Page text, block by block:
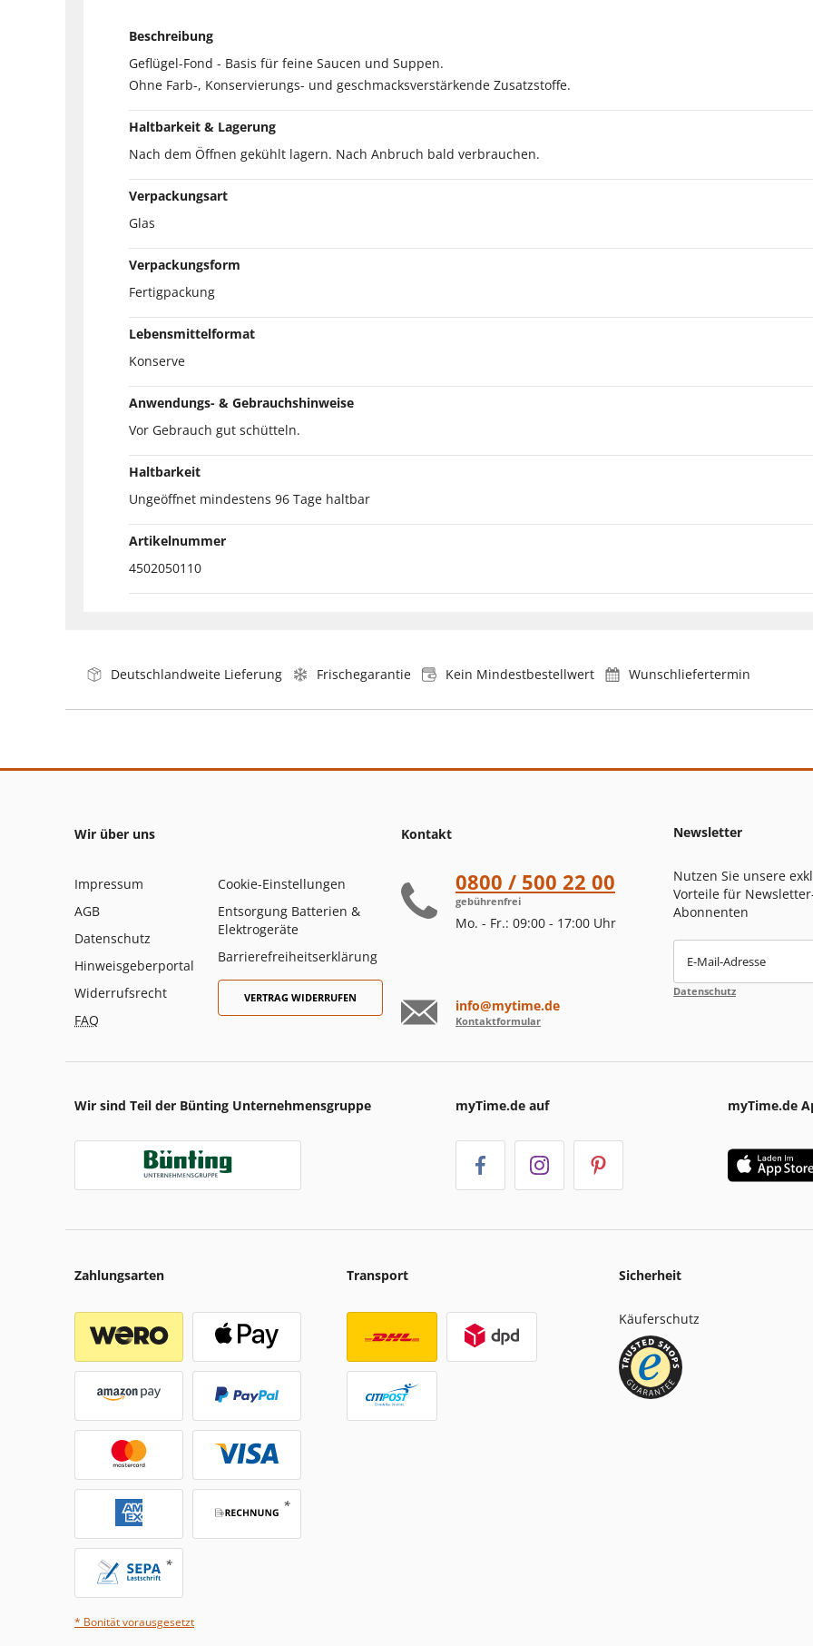
Beschreibung
Geflügel-Fond - Basis für feine Saucen und Suppen.
Ohne Farb-, Konservierungs- und geschmacksverstärkende Zusatzstoffe.
Haltbarkeit & Lagerung
Nach dem Öffnen gekühlt lagern. Nach Anbruch bald verbrauchen.
Verpackungsart
Glas
Verpackungsform
Fertigpackung
Lebensmittelformat
Konserve
Anwendungs- & Gebrauchshinweise
Vor Gebrauch gut schütteln.
Haltbarkeit
Ungeöffnet mindestens 96 Tage haltbar
Artikelnummer
4502050110
Deutschlandweite Lieferung Frischegarantie Kein Mindestbestellwert Wunschliefertermin
Wir über uns
Impressum
AGB
Datenschutz
Hinweisgeberportal
Widerrufsrecht
FAQ
Cookie-Einstellungen
Entsorgung Batterien &
Elektrogeräte
Barrierefreiheitserklärung
VERTRAG WIDERRUFEN
Kontakt
0800 / 500 22 00
gebührenfrei
Mo. - Fr.: 09:00 - 17:00 Uhr
info@mytime.de
Kontaktformular
Newsletter
Nutzen Sie unsere
Vorteile für
Abonnenten
E-Mail-Adresse
Datenschutz
Wir sind Teil der Bünting Unternehmensgruppe myTime.de auf myTime.de
Zahlungsarten
* Bonität vorausgesetzt
Transport Sicherheit
Käuferschutz